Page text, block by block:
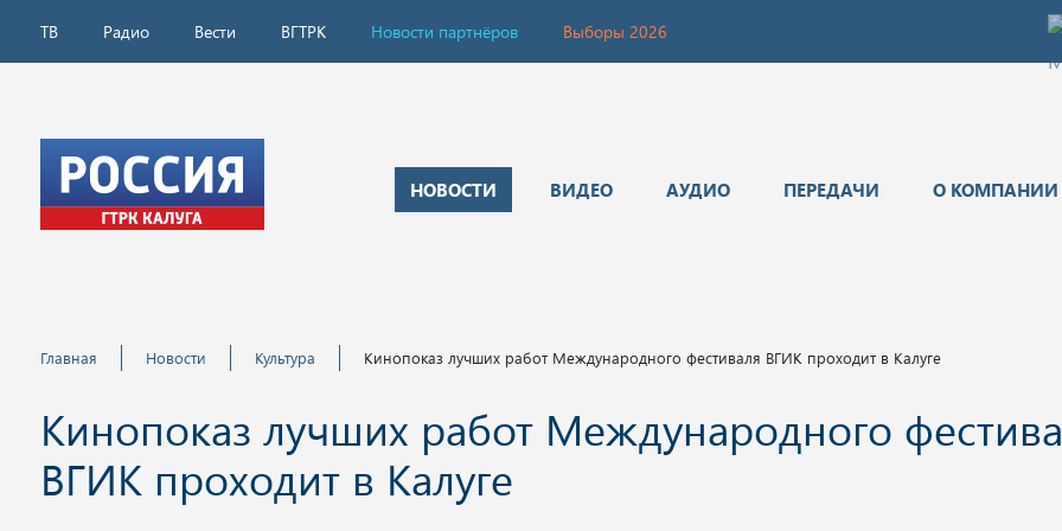
ТВ Радио Вести ВГТРК Новости партнёров Выборы 2026
НОВОСТИ ВИДЕО АУДИО ПЕРЕДАЧИ О КОМПАНИИ
Главная Новости Культура Кинопоказ лучших работ Международного фестиваля ВГИК проходит в Калуге
Кинопоказ лучших работ Международного
ВГИК проходит в Калуге